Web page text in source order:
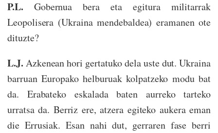
P.L. Gobernua bera eta egitura militarrak
Leopolisera (Ukraina mendebaldea) eramanen ote
dituzte?
L.J. Azkenean hori gertatuko dela uste dut. Ukraina
barruan Europako helburuak kolpatzeko modu bat
da. Erabateko eskalada baten aurreko tarteko
urratsa da. Berriz ere, atzera egiteko aukera eman
die Errusiak. Esan nahi dut, gerraren fase berri